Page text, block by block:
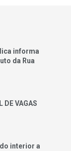
informa
da Rua
DE VAGAS
interior a